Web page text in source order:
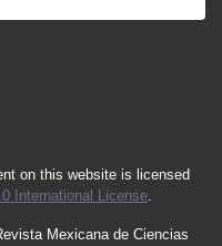
on this website is licensed
International License.
Mexicana de Ciencias